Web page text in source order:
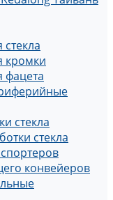
кромки
фацета
стекла
стекла
конвейеров